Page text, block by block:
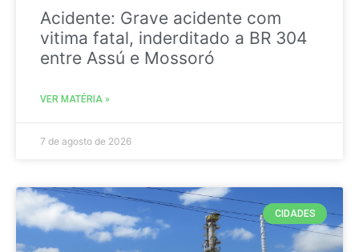
Acidente: Grave acidente com
vitima fatal, inderditado a BR 304
entre Assú e Mossoró
VER MATÉRIA »
7 de agosto de 2026
CIDADES